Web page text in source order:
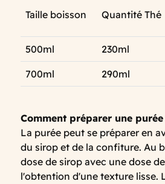
Taille boisson Quantité Thé
500ml 230ml
700ml 290ml
Comment préparer une purée
La purée peut se préparer en
du sirop et de la confiture. Au
dose de sirop avec une dose
l'obtention d'une texture lisse.